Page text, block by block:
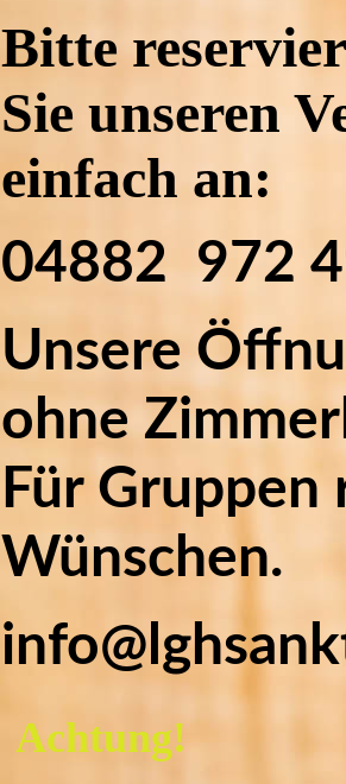
Bitte
Sie unseren
einfach an:
04882 972
Unsere
ohne
Für
Wünschen.
Achtung!